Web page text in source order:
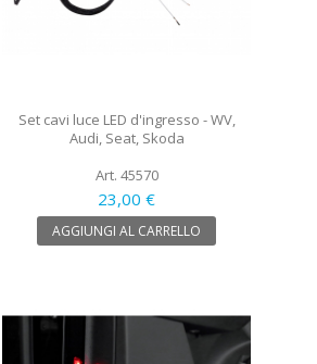
Set cavi luce LED d'ingresso - WV,
Audi, Seat, Skoda
Art. 45570
23,00 €
AGGIUNGI AL CARRELLO